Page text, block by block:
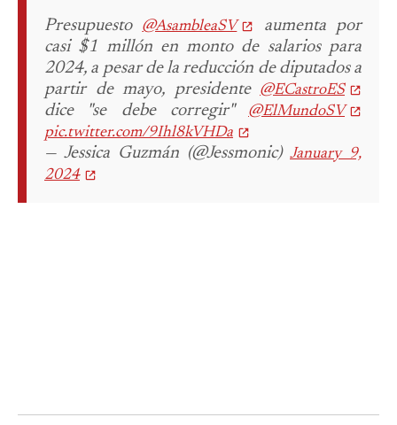
Presupuesto @AsambleaSV
aumenta por
casi $1 millón en monto de salarios para
2024, a pesar de la reducción de diputados a
partir de mayo, presidente @ECastroES
dice "se debe corregir"
@ElMundoSV
pic.twitter.com/9Ihl8kVHDa
— Jessica Guzmán (@Jessmonic) January 9,
2024